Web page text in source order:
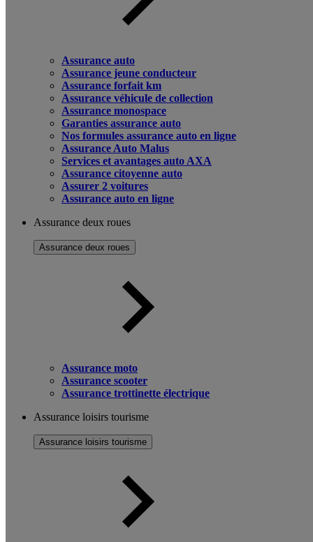
Assurance auto
Assurance jeune conducteur
Assurance forfait km
Assurance véhicule de collection
Assurance monospace
Garanties assurance auto
Nos formules assurance auto en ligne
Assurance Auto Malus
Services et avantages auto AXA
Assurance citoyenne auto
Assurer 2 voitures
Assurance auto en ligne
Assurance deux roues
Assurance deux roues
Assurance moto
Assurance scooter
Assurance trottinette électrique
Assurance loisirs tourisme
Assurance loisirs tourisme